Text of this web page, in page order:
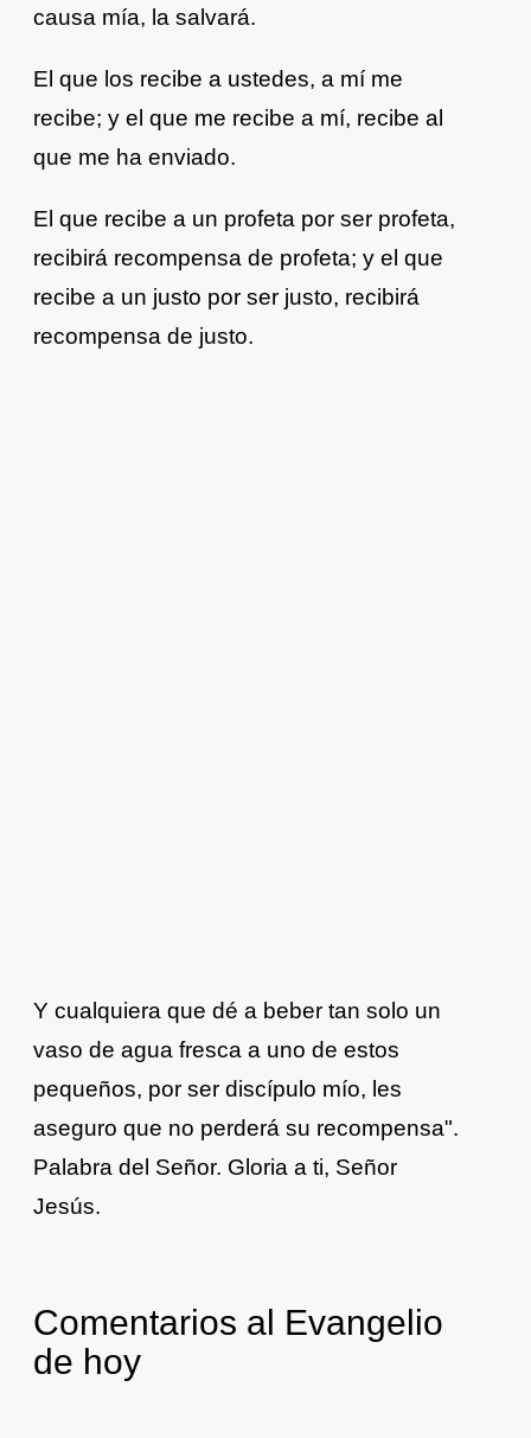
causa mía, la salvará.
El que los recibe a ustedes, a mí me
recibe; y el que me recibe a mí, recibe al
que me ha enviado.
El que recibe a un profeta por ser profeta,
recibirá recompensa de profeta; y el que
recibe a un justo por ser justo, recibirá
recompensa de justo.
Y cualquiera que dé a beber tan solo un
vaso de agua fresca a uno de estos
pequeños, por ser discípulo mío, les
aseguro que no perderá su recompensa".
Palabra del Señor. Gloria a ti, Señor
Jesús.
Comentarios al Evangelio
de hoy